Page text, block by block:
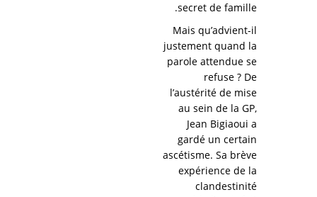
secret de famille.
Mais qu’advient-il
justement quand la
parole attendue se
refuse ? De
l’austérité de mise
au sein de la GP,
Jean Bigiaoui a
gardé un certain
ascétisme. Sa brève
expérience de la
clandestinité